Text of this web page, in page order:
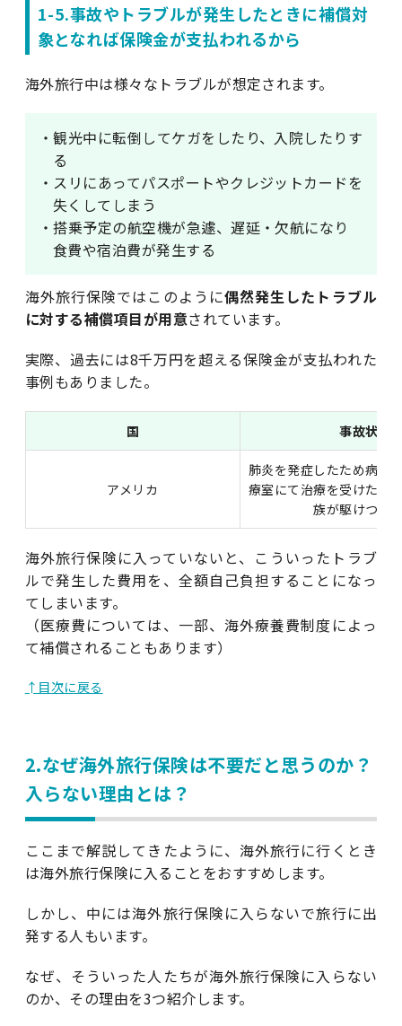
1-5.事故やトラブルが発生したときに補償対
象となれば保険金が支払われるから
海外旅行中は様々なトラブルが想定されます。
・観光中に転倒してケガをしたり、入院したりす
る
・スリにあってパスポートやクレジットカードを
失くしてしまう
・搭乗予定の航空機が急遽、遅延・欠航になり
食費や宿泊費が発生する
海外旅行保険ではこのように偶然発生したトラブル
に対する補償項目が用意されています。
実際、過去には8千万円を超える保険金が支払われた
事例もありました。
国 事故状況
アメリカ
肺炎を発症したため病院
療室にて治療を受けた。
族が駆けつけ
海外旅行保険に入っていないと、こういったトラブ
ルで発生した費用を、全額自己負担することになっ
てしまいます。
（医療費については、一部、海外療養費制度によっ
て補償されることもあります）
↑目次に戻る
2.なぜ海外旅行保険は不要だと思うのか？
入らない理由とは？
ここまで解説してきたように、海外旅行に行くとき
は海外旅行保険に入ることをおすすめします。
しかし、中には海外旅行保険に入らないで旅行に出
発する人もいます。
なぜ、そういった人たちが海外旅行保険に入らない
のか、その理由を3つ紹介します。